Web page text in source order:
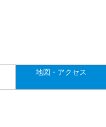
地図・アクセス